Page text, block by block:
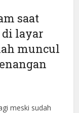
saat
layar
muncul
meski sudah